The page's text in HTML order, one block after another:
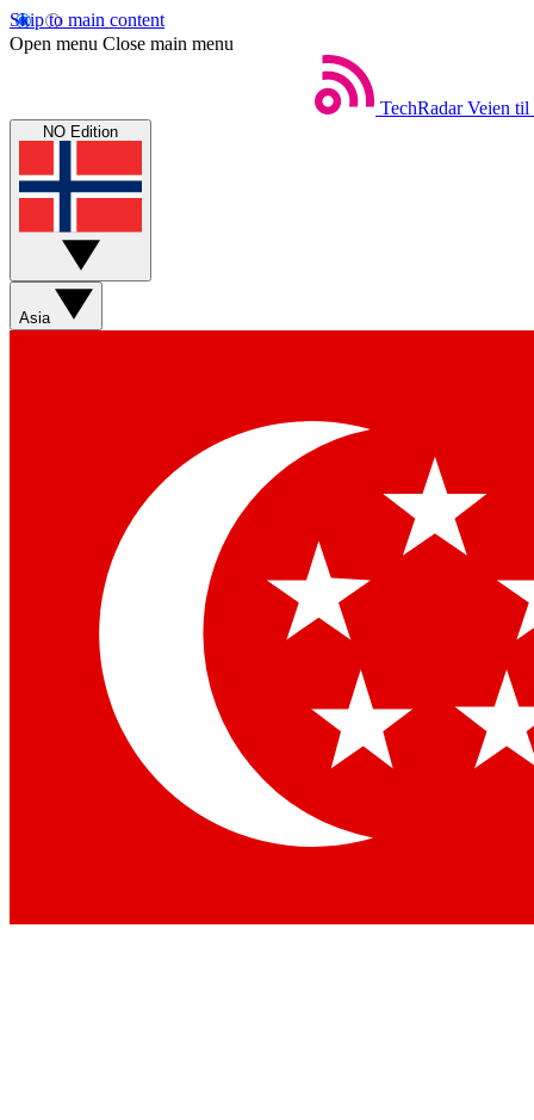
Skip to main content
Open menu Close main menu
TechRadar Veien til
NO Edition
Asia